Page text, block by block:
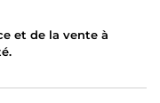
et de la vente à